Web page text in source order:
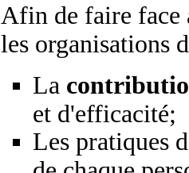
Afin de faire face
les organisations
La
et d'efficacité;
Les pratiques